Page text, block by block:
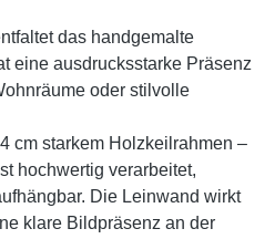
das handgemalte
eine ausdrucksstarke Präsenz
oder stilvolle
cm starkem Holzkeilrahmen –
hochwertig verarbeitet,
Die Leinwand wirkt
klare Bildpräsenz an der